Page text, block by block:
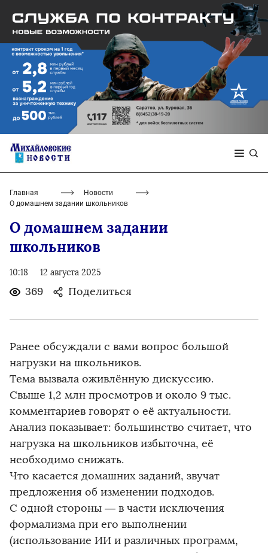
Главная
Новости
О домашнем задании школьников
О домашнем задании
школьников
10:18 12 августа 2025
369 Поделиться
Ранее обсуждали с вами вопрос большой
нагрузки на школьников.
Тема вызвала оживлённую дискуссию.
Свыше 1,2 млн просмотров и около 9 тыс.
комментариев говорят о её актуальности.
Анализ показывает: большинство считает, что
нагрузка на школьников избыточна, её
необходимо снижать.
Что касается домашних заданий, звучат
предложения об изменении подходов.
С одной стороны — в части исключения
формализма при его выполнении
(использование ИИ и различных программ,